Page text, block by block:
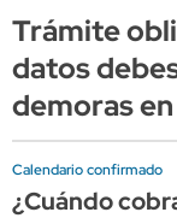
Trámite
datos
demoras
Calendario confirmado
¿Cuándo